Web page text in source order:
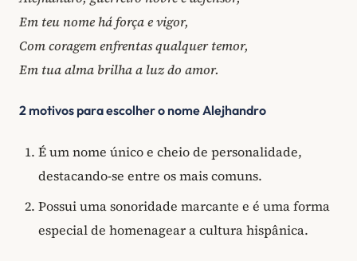
Em teu nome há força e vigor,
Com coragem enfrentas qualquer temor,
Em tua alma brilha a luz do amor.
2 motivos para escolher o nome Alejhandro
É um nome único e cheio de personalidade,
destacando-se entre os mais comuns.
Possui uma sonoridade marcante e é uma forma
especial de homenagear a cultura hispânica.